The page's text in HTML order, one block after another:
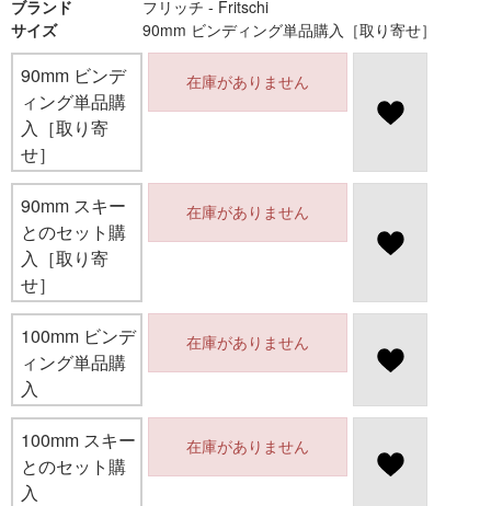
ブランド
フリッチ - Fritschi
サイズ
90mm ビンディング単品購入［取り寄せ］
90mm ビンデ
ィング単品購
入［取り寄
せ］
在庫がありません
90mm スキー
とのセット購
入［取り寄
せ］
在庫がありません
100mm ビンデ
ィング単品購
入
在庫がありません
100mm スキー
とのセット購
入
在庫がありません